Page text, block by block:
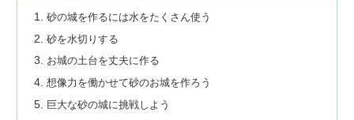
砂の城を作るには水をたくさん使う
砂を水切りする
お城の土台を丈夫に作る
想像力を働かせて砂のお城を作ろう
巨大な砂の城に挑戦しよう